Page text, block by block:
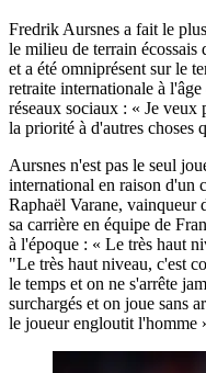
Fredrik Aursnes a fait le
le milieu de terrain
et a été omniprésent sur le
retraite internationale à
réseaux sociaux : « Je veux
la priorité à d'autres choses
Aursnes n'est pas le seul
international en raison d'un
Raphaël Varane, vainqueur
sa carrière en équipe de
à l'époque : « Le très haut
"Le très haut niveau, c'est
le temps et on ne s'arrête
surchargés et on joue sans
le joueur engloutit l'homme